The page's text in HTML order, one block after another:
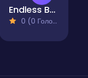
Endless Ball Escape
0 (0 Голосів)